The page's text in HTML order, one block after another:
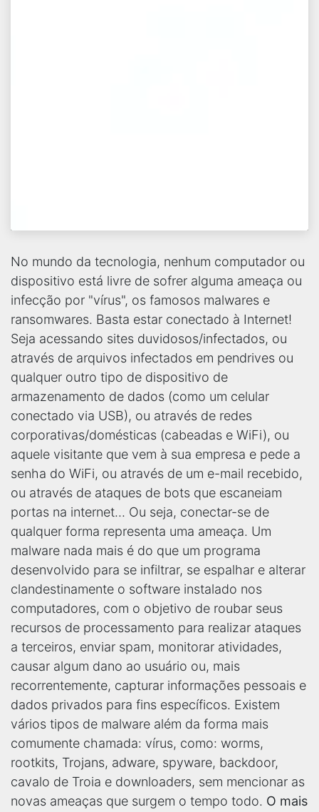
No mundo da tecnologia, nenhum computador ou
dispositivo está livre de sofrer alguma ameaça ou
infecção por "vírus", os famosos malwares e
ransomwares. Basta estar conectado à Internet!
Seja acessando sites duvidosos/infectados, ou
através de arquivos infectados em pendrives ou
qualquer outro tipo de dispositivo de
armazenamento de dados (como um celular
conectado via USB), ou através de redes
corporativas/domésticas (cabeadas e WiFi), ou
aquele visitante que vem à sua empresa e pede a
senha do WiFi, ou através de um e-mail recebido,
ou através de ataques de bots que escaneiam
portas na internet... Ou seja, conectar-se de
qualquer forma representa uma ameaça. Um
malware nada mais é do que um programa
desenvolvido para se infiltrar, se espalhar e alterar
clandestinamente o software instalado nos
computadores, com o objetivo de roubar seus
recursos de processamento para realizar ataques
a terceiros, enviar spam, monitorar atividades,
causar algum dano ao usuário ou, mais
recorrentemente, capturar informações pessoais e
dados privados para fins específicos. Existem
vários tipos de malware além da forma mais
comumente chamada: vírus, como: worms,
rootkits, Trojans, adware, spyware, backdoor,
cavalo de Troia e downloaders, sem mencionar as
novas ameaças que surgem o tempo todo. O mais